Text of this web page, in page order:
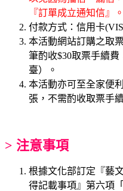
『訂單成立通知信』。
付款方式：信用卡
本活動網站訂購之取
筆酌收$30取票手續
臺）。
本活動亦可至全家便
張，不需酌收取票手
> 注意事項
根據文化部訂定『藝
得記載事項』第六項